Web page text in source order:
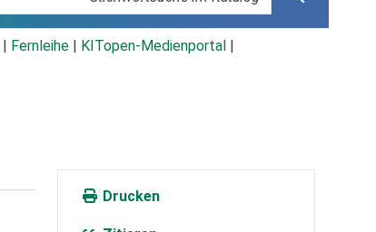
Fernleihe KITopen-Medienportal
Drucken